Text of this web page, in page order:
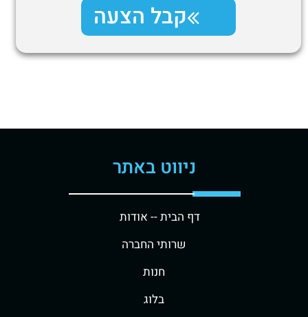
קבל הצעה
ניווט באתר
דף הבית -- אודות
שרותי החברה
חנות
בלוג